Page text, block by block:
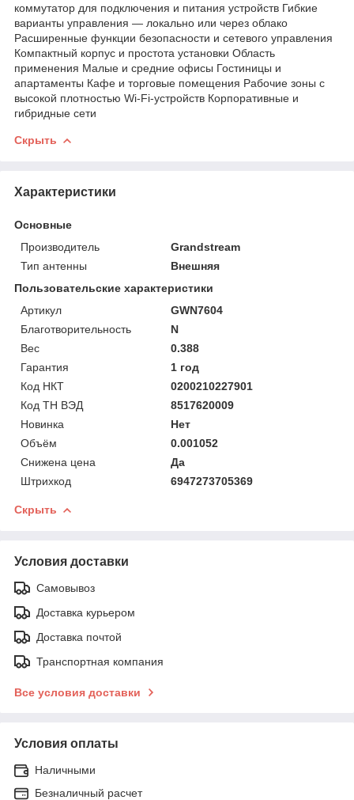
коммутатор для подключения и питания устройств Гибкие
варианты управления — локально или через облако
Расширенные функции безопасности и сетевого управления
Компактный корпус и простота установки Область
применения Малые и средние офисы Гостиницы и
апартаменты Кафе и торговые помещения Рабочие зоны с
высокой плотностью Wi-Fi-устройств Корпоративные и
гибридные сети
Скрыть
Характеристики
Основные
Производитель
Grandstream
Тип антенны
Внешняя
Пользовательские характеристики
Артикул
GWN7604
Благотворительность
N
Вес
0.388
Гарантия
1 год
Код НКТ
0200210227901
Код ТН ВЭД
8517620009
Новинка
Нет
Объём
0.001052
Снижена цена
Да
Штрихкод
6947273705369
Скрыть
Условия доставки
Самовывоз
Доставка курьером
Доставка почтой
Транспортная компания
Все условия доставки
Условия оплаты
Наличными
Безналичный расчет